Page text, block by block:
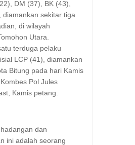
DM (37), BK (43),
diamankan sekitar tiga
di wilayah
Utara.
terduga pelaku
LCP (41), diamankan
Bitung pada hari Kamis
Pol Jules
Kamis petang.
dan
ini adalah seorang